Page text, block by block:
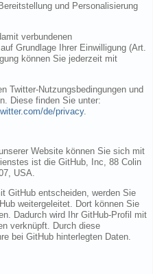
und Personalisierung
verbundenen
Grundlage Ihrer Einwilligung (Art.
können Sie jederzeit mit
Twitter-Nutzungsbedingungen und
Diese finden Sie unter:
de/privacy.
Website können Sie sich mit
ist die GitHub, Inc, 88 Colin
USA.
GitHub entscheiden, werden Sie
weitergeleitet. Dort können Sie
Dadurch wird Ihr GitHub-Profil mit
verknüpft. Durch diese
bei GitHub hinterlegten Daten.